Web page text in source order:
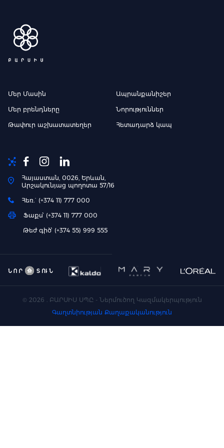
Մեր Մասին Ապրանքանիշեր
Մեր բրենդները Նորություններ
Թափուր աշխատատեղեր Հետադարձ կապ
Հայաստան, 0026, Երևան,
Արշակունյաց պողոտա 57/16
Հեռ.` (+374 11) 777 000
Ֆաքս՝ (+374 11) 777 000
Թեժ գիծ՝ (+374 55) 999 555
© 2026 . ԲԱՐՍԻՍ ՍՊԸ - Ներմուծող Կազմակերպություն
Գաղտնիության Քաղաքականություն